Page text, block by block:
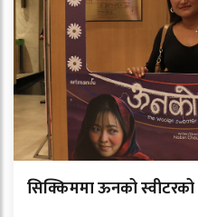
सिक्किममा ऊनको स्वीटरको